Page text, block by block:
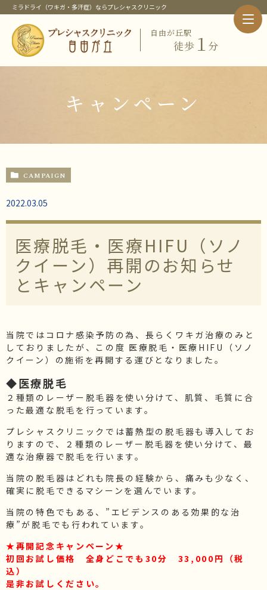
ミラドライ（ワキガ・多汗症）ならプレシャスクリニック
自由が丘駅
徒歩１ 分
ホーム
クリニック紹介
院長紹介
当クリニックの治療メニュー
すそわきが
子供のミラドライ
HIFU（ソノクイーン）
フェイスリフト
スレッドリフト
価格
施術価格表
院長ブログ
コラム
キャンペーン
CAMPAIGN
2022.03.05
医療脱毛・医療HIFU（ソノ
クイーン）再開のお知らせ
とキャンペーン
当院ではコロナ感染予防の為、長らくワキガ治療のみと
しておりましたが、この度 医療脱毛・医療HIFU（ソノ
クイーン）の施術を再開する運びとなりました。
◆医療脱毛
２種類のレーザー脱毛器を使い分けて、肌質、毛質に合
った最適な脱毛を行っています。
プレシャスクリニックでは蓄熱型の脱毛器も導入してお
りますので、２種類のレーザー脱毛器を使い分けて、最
適な治療器で脱毛を行います。
当院の脱毛器はどれも院長の経験から、痛みも少なく、
確実に脱毛できるマシーンを選んでいます。
当院の特色でもある、”エビデンスのある効果的な治
療”が脱毛でも行われています。
★再開記念キャンペーン★
初回お試し価格 全身どこでも30分 33,000円（税
込）
是非お試しください。